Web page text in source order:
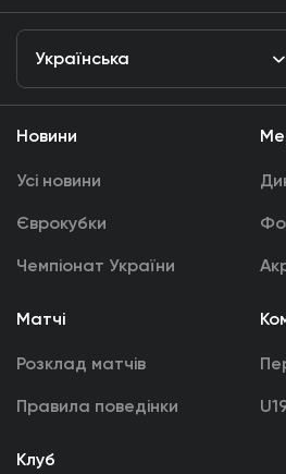
Українська
Новини
Усі новини
Єврокубки
Чемпіонат України
Матчі
Розклад матчів
Правила поведінки
Клуб